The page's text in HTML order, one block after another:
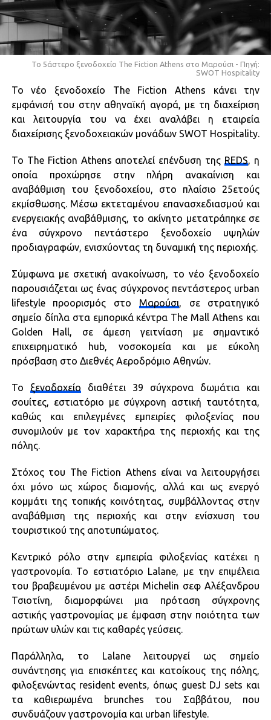
Το 5άστερο ξενοδοχείο The Fiction Athens στο Μαρούσι - Πηγή:
SWOT Hospitality
Το νέο ξενοδοχείο The Fiction Athens κάνει την
εμφάνισή του στην αθηναϊκή αγορά, με τη διαχείριση
και λειτουργία του να έχει αναλάβει η εταιρεία
διαχείρισης ξενοδοχειακών μονάδων SWOT Hospitality.
Το The Fiction Athens αποτελεί επένδυση της REDS, η
οποία προχώρησε στην πλήρη ανακαίνιση και
αναβάθμιση του ξενοδοχείου, στο πλαίσιο 25ετούς
εκμίσθωσης. Μέσω εκτεταμένου επανασχεδιασμού και
ενεργειακής αναβάθμισης, το ακίνητο μετατράπηκε σε
ένα σύγχρονο πεντάστερο ξενοδοχείο υψηλών
προδιαγραφών, ενισχύοντας τη δυναμική της περιοχής.
Σύμφωνα με σχετική ανακοίνωση, το νέο ξενοδοχείο
παρουσιάζεται ως ένας σύγχρονος πεντάστερος urban
lifestyle προορισμός στο Μαρούσι, σε στρατηγικό
σημείο δίπλα στα εμπορικά κέντρα The Mall Athens και
Golden Hall, σε άμεση γειτνίαση με σημαντικό
επιχειρηματικό hub, νοσοκομεία και με εύκολη
πρόσβαση στο Διεθνές Αεροδρόμιο Αθηνών.
Το ξενοδοχείο διαθέτει 39 σύγχρονα δωμάτια και
σουίτες, εστιατόριο με σύγχρονη αστική ταυτότητα,
καθώς και επιλεγμένες εμπειρίες φιλοξενίας που
συνομιλούν με τον χαρακτήρα της περιοχής και της
πόλης.
Στόχος του The Fiction Athens είναι να λειτουργήσει
όχι μόνο ως χώρος διαμονής, αλλά και ως ενεργό
κομμάτι της τοπικής κοινότητας, συμβάλλοντας στην
αναβάθμιση της περιοχής και στην ενίσχυση του
τουριστικού της αποτυπώματος.
Κεντρικό ρόλο στην εμπειρία φιλοξενίας κατέχει η
γαστρονομία. Το εστιατόριο Lalane, με την επιμέλεια
του βραβευμένου με αστέρι Michelin σεφ Αλέξανδρου
Τσιοτίνη, διαμορφώνει μια πρόταση σύγχρονης
αστικής γαστρονομίας με έμφαση στην ποιότητα των
πρώτων υλών και τις καθαρές γεύσεις.
Παράλληλα, το Lalane λειτουργεί ως σημείο
συνάντησης για επισκέπτες και κατοίκους της πόλης,
φιλοξενώντας resident events, όπως guest DJ sets και
τα καθιερωμένα brunches του Σαββάτου, που
συνδυάζουν γαστρονομία και urban lifestyle.